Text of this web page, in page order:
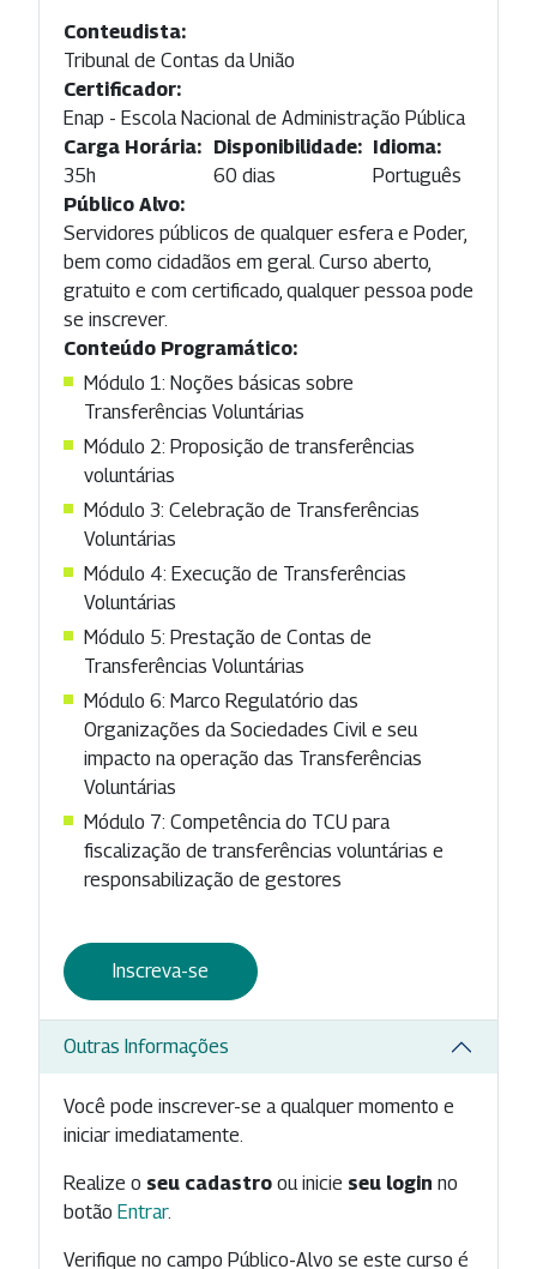
Conteudista:
Tribunal de Contas da União
Certificador:
Enap - Escola Nacional de Administração Pública
Carga Horária:
35h
Disponibilidade:
60 dias
Idioma:
Português
Público Alvo:
Servidores públicos de qualquer esfera e Poder,
bem como cidadãos em geral. Curso aberto,
gratuito e com certificado, qualquer pessoa pode
se inscrever.
Conteúdo Programático:
Módulo 1: Noções básicas sobre
Transferências Voluntárias
Módulo 2: Proposição de transferências
voluntárias
Módulo 3: Celebração de Transferências
Voluntárias
Módulo 4: Execução de Transferências
Voluntárias
Módulo 5: Prestação de Contas de
Transferências Voluntárias
Módulo 6: Marco Regulatório das
Organizações da Sociedades Civil e seu
impacto na operação das Transferências
Voluntárias
Módulo 7: Competência do TCU para
fiscalização de transferências voluntárias e
responsabilização de gestores
Inscreva-se
Outras Informações
Você pode inscrever-se a qualquer momento e
iniciar imediatamente.
Realize o seu cadastro ou inicie seu login no
botão Entrar.
Verifique no campo Público-Alvo se este curso é